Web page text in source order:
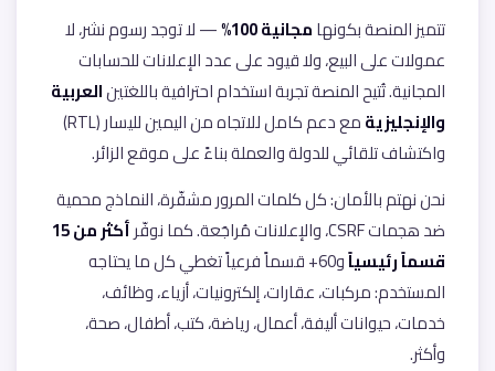
تتميز المنصة بكونهامجانية 100%
— لا توجد رسوم نشر، لا
عمولات على البيع، ولا قيود على عدد الإعلانات للحسابات
المجانية. تُتيح المنصة تجربة استخدام احترافية باللغتينالعربية
والإنجليزية
مع دعم كامل للاتجاه من اليمين لليسار (RTL)
واكتشاف تلقائي للدولة والعملة بناءً على موقع الزائر.
نحن نهتم بالأمان: كل كلمات المرور مشفّرة، النماذج محمية
ضد هجمات CSRF، والإعلانات مُراجَعة. كما نوفّر
أكثر من 15
قسماً رئيسياً
و60+ قسماً فرعياً تغطي كل ما يحتاجه
المستخدم: مركبات، عقارات، إلكترونيات، أزياء، وظائف،
خدمات، حيوانات أليفة، أعمال، رياضة، كتب، أطفال، صحة،
وأكثر.